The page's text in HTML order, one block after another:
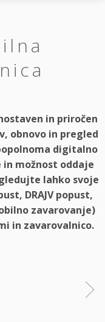
in priročen
obnovo in pregled
digitalno
možnost oddaje
lahko svoje
DRAJV popust,
zavarovanje)
in zavarovalnico.